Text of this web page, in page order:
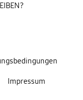
Impressum